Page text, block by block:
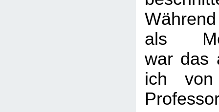
als
war das
ich